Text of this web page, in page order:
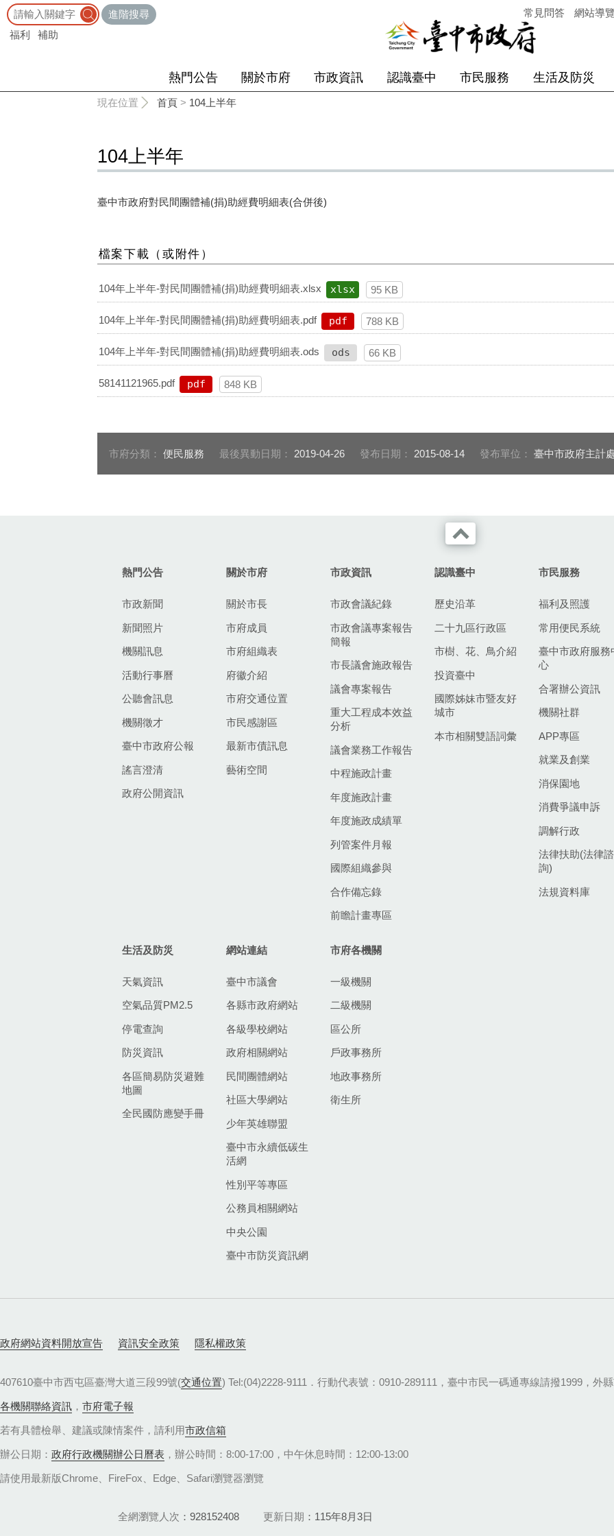
進階搜尋
福利
補助
常見問答 網站導
熱門公告 關於市府 市政資訊 認識臺中 市民服務 生活及防災
現在位置 首頁 > 104上半年
104上半年
臺中市政府對民間團體補(捐)助經費明細表(合併後)
檔案下載（或附件）
104年上半年-對民間團體補(捐)助經費明細表.xlsx xlsx 95 KB
104年上半年-對民間團體補(捐)助經費明細表.pdf pdf 788 KB
104年上半年-對民間團體補(捐)助經費明細表.ods ods 66 KB
58141121965.pdf pdf 848 KB
市府分類： 便民服務 最後異動日期： 2019-04-26 發布日期： 2015-08-14 發布單位： 臺中市政府主計
熱門公告
市政新聞
新聞照片
機關訊息
活動行事曆
公聽會訊息
機關徵才
臺中市政府公報
謠言澄清
政府公開資訊
關於市府
關於市長
市府成員
市府組織表
府徽介紹
市府交通位置
市民感謝區
最新市債訊息
藝術空間
市政資訊
市政會議紀錄
市政會議專案報告
簡報
市長議會施政報告
議會專案報告
重大工程成本效益
分析
議會業務工作報告
中程施政計畫
年度施政計畫
年度施政成績單
列管案件月報
國際組織參與
合作備忘錄
前瞻計畫專區
認識臺中
歷史沿革
二十九區行政區
市樹、花、鳥介紹
投資臺中
國際姊妹市暨友好
城市
本市相關雙語詞彙
市民服務
福利及照護
常用便民系統
臺中市政府服務
心
合署辦公資訊
機關社群
APP專區
就業及創業
消保園地
消費爭議申訴
調解行政
法律扶助(法律諮
詢)
法規資料庫
生活及防災
天氣資訊
空氣品質PM2.5
停電查詢
防災資訊
各區簡易防災避難
地圖
全民國防應變手冊
網站連結
臺中市議會
各縣市政府網站
各級學校網站
政府相關網站
民間團體網站
社區大學網站
少年英雄聯盟
臺中市永續低碳生
活網
性別平等專區
公務員相關網站
中央公園
臺中市防災資訊網
市府各機關
一級機關
二級機關
區公所
戶政事務所
地政事務所
衛生所
政府網站資料開放宣告 資訊安全政策 隱私權政策
407610臺中市西屯區臺灣大道三段99號(交通位置) Tel:(04)2228-9111．行動代表號：0910-289111，臺中市民一碼通專線請撥1999，外
各機關聯絡資訊 ， 市府電子報
若有具體檢舉、建議或陳情案件，請利用市政信箱
辦公日期： 政府行政機關辦公日曆表 ，辦公時間：8:00-17:00，中午休息時間：12:00-13:00
請使用最新版Chrome、FireFox、Edge、Safari瀏覽器瀏覽
全網瀏覽人次 928152408 更新日期 115年8月3日